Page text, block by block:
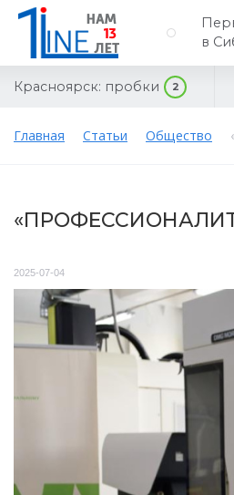
в
Красноярск: пробки 2
Главная Статьи Общество
2025-07-04